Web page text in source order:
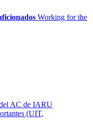
Working for the
AC de IARU
(UIT,